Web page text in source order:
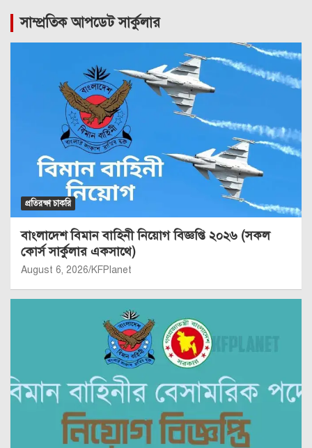
সাম্প্রতিক আপডেট সার্কুলার
প্রতিরক্ষা চাকরি
বাংলাদেশ বিমান বাহিনী নিয়োগ বিজ্ঞপ্তি ২০২৬ (সকল
কোর্স সার্কুলার একসাথে)
August 6, 2026 KFPlanet